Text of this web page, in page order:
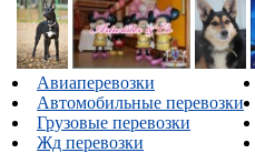
Авиаперевозки
Автомобильные перевозки
Грузовые перевозки
Жд перевозки